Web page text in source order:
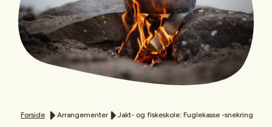
Forside Arrangementer Jakt- og fiskeskole: Fuglekasse -snekring